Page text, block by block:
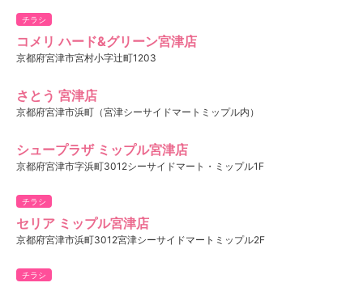
チラシ
コメリ ハード&グリーン宮津店
京都府宮津市宮村小字辻町1203
さとう 宮津店
京都府宮津市浜町（宮津シーサイドマートミップル内）
シュープラザ ミップル宮津店
京都府宮津市字浜町3012シーサイドマート・ミップル1F
チラシ
セリア ミップル宮津店
京都府宮津市浜町3012宮津シーサイドマートミップル2F
チラシ